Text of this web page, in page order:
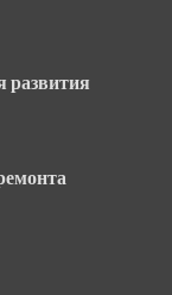
развития